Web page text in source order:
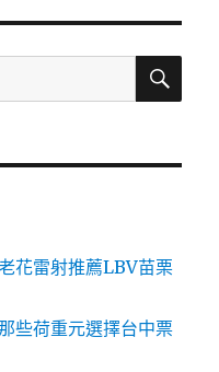
搜
花雷射推薦LBV苗栗
些荷重元選擇台中票